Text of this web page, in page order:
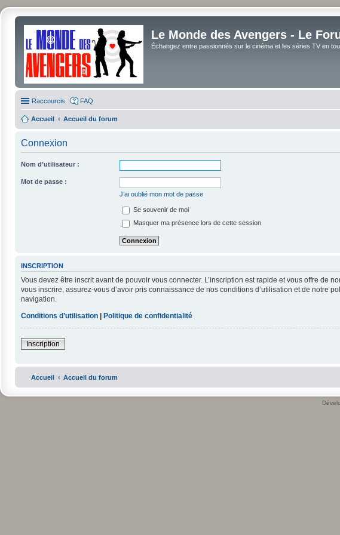
Le Monde des Avengers - Le
Échangez entre passionnés sur le cinéma et les séries TV en
Raccourcis FAQ
Accueil Accueil du forum
Connexion
Nom d’utilisateur :
Mot de passe :
J’ai oublié mon mot de passe
Se souvenir de moi
Masquer ma présence lors de cette session
INSCRIPTION
Vous devez être inscrit avant de pouvoir vous connecter. L’inscription est rapide et vous offre de
vous inscrire, assurez-vous d’avoir pris connaissance de nos conditions d’utilisation et de notre
navigation.
Conditions d’utilisation | Politique de confidentialité
Inscription
Accueil Accueil du forum